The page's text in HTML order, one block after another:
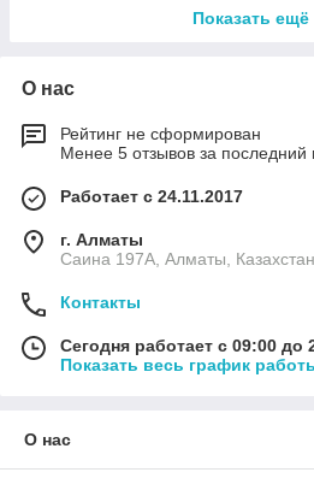
Показать ещё
О нас
Рейтинг не сформирован
Менее 5 отзывов за последний
Работает с 24.11.2017
г. Алматы
Саина 197А, Алматы, Казахстан
Контакты
Сегодня работает с 09:00 до
Показать весь график
О нас